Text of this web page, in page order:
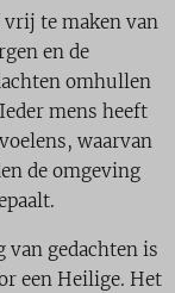
te maken van
en de
omhullen
mens heeft
waarvan
de omgeving
gedachten is
een Heilige. Het